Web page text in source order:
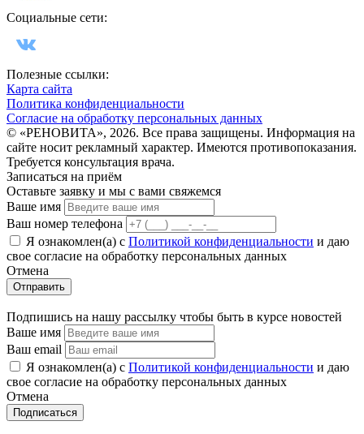
Социальные сети:
Полезные ссылки:
Карта сайта
Политика конфиденциальности
Согласие на обработку персональных данных
© «РЕНОВИТА», 2026. Все права защищены. Информация на
сайте носит рекламный характер. Имеются противопоказания.
Требуется консультация врача.
Записаться на приём
Оставьте заявку и мы с вами свяжемся
Ваше имя
Ваш номер телефона
Я ознакомлен(а) с Политикой конфиденциальности и даю
свое cогласие на обработку персональных данных
Отмена
Отправить
Подпишись на нашу рассылку чтобы быть в курсе новостей
Ваше имя
Ваш email
Я ознакомлен(а) с Политикой конфиденциальности и даю
свое cогласие на обработку персональных данных
Отмена
Подписаться